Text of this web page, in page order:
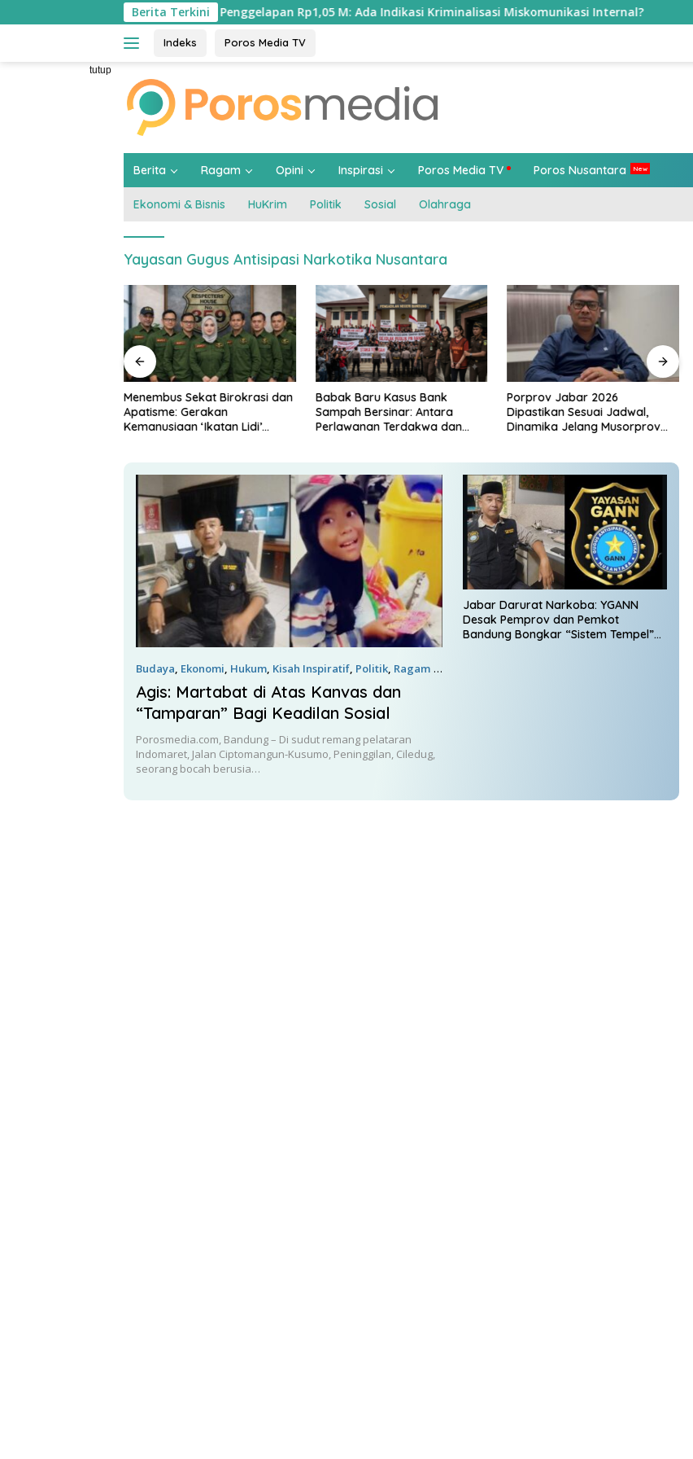
ke
Berita Terkini
Bangsa Soroti Dugaan Penggelapan Rp1,05 M: Ada Indikasi Kriminalisasi Miskomunikasi Internal? Menembus
Indeks Poros Media TV
tutup
Berita Ragam Opini Inspirasi Poros Media TV Poros Nusantara
Ekonomi & Bisnis HuKrim Politik Sosial Olahraga
Yayasan Gugus Antisipasi Narkotika Nusantara
Menembus Sekat Birokrasi dan
Apatisme: Gerakan
Kemanusiaan ‘Ikatan Lidi’
​Babak Baru Kasus Bank
Sampah Bersinar: Antara
Perlawanan Terdakwa dan
Porprov Jabar 2026
Dipastikan Sesuai Jadwal,
Dinamika Jelang Musorprov
Budaya, Ekonomi, Hukum, Kisah Inspiratif, Politik, Ragam 6
Maret 2026
Agis: Martabat di Atas Kanvas dan
“Tamparan” Bagi Keadilan Sosial
Porosmedia.com, Bandung – Di sudut remang pelataran
Indomaret, Jalan Ciptomangun-Kusumo, Peninggilan, Ciledug,
seorang bocah berusia…
Jabar Darurat Narkoba: YGANN
Desak Pemprov dan Pemkot
Bandung Bongkar “Sistem Tempel”